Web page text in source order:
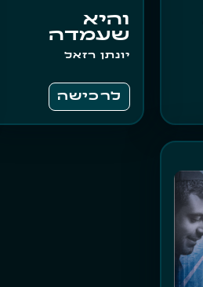
והיא
שעמדה
יונתן רזאל
לרכישה